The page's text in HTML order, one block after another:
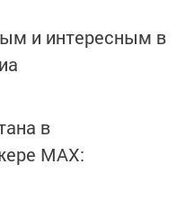
и интересным в
в
MАХ: